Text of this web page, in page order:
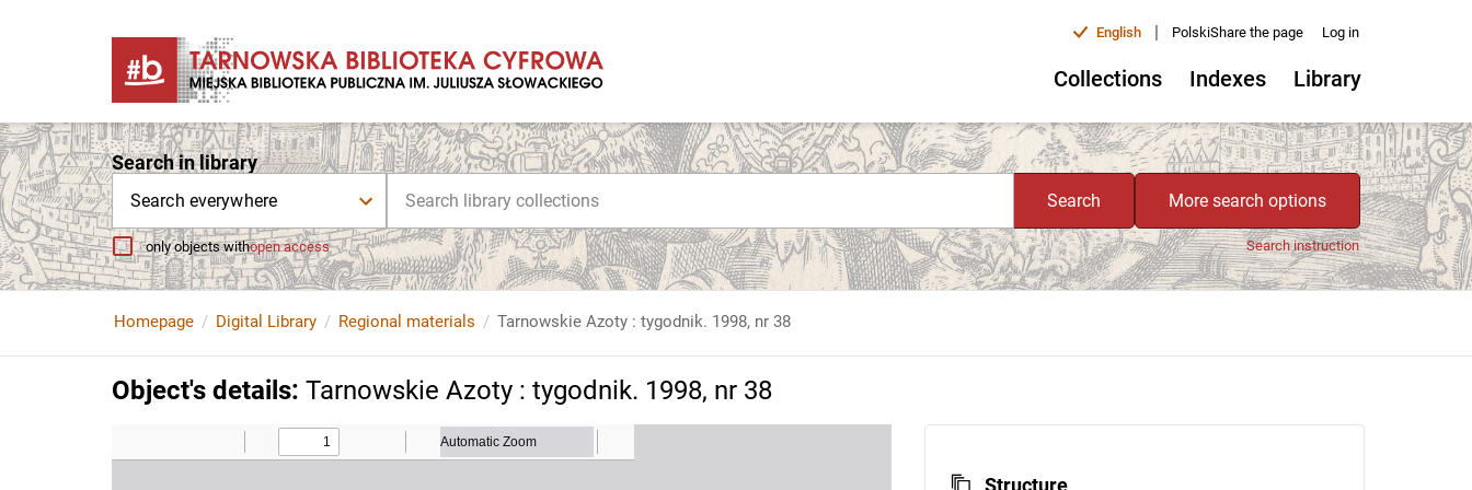
English | PolskiShare the page Log in
Collections Indexes Library
Search in library
Search everywhere Search More search options
only objects withopen access Search instruction
Homepage Digital Library Regional materials Tarnowskie Azoty : tygodnik. 1998, nr 38
Object's details: Tarnowskie Azoty : tygodnik. 1998, nr 38
Structure